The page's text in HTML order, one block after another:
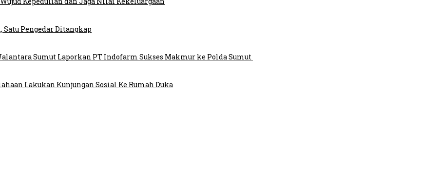
Satu Pengedar Ditangkap
Sumut Laporkan PT Indofarm Sukses Makmur ke Polda Sumut
Lakukan Kunjungan Sosial Ke Rumah Duka